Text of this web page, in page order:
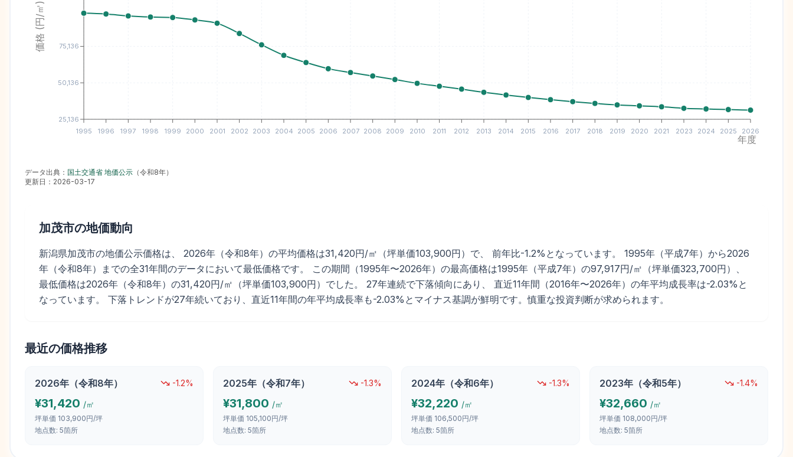
1995 1996 1997 1998 1999 2000 2001 2002 2003 2004 2005 2006 2007 2008 2009 2010 2011 2012 2013 2014 2015 2016 2017 2018 2019 2020 2021 2023 2024 2025 2026
年度
25,136
50,136
75,136
価格 (円/㎡)
データ出典： 国土交通省 地価公示 （令和8年）
更新日： 2026-03-17
加茂市の地価動向
新潟県加茂市の地価公示価格は、 2026年（令和8年）の平均価格は31,420円/㎡（坪単価103,900円）で、 前年比-1.2%となっています。 1995年（平成7年）から2026
年（令和8年）までの全31年間のデータにおいて最低価格です。 この期間（1995年〜2026年）の最高価格は1995年（平成7年）の97,917円/㎡（坪単価323,700円）、
最低価格は2026年（令和8年）の31,420円/㎡（坪単価103,900円）でした。 27年連続で下落傾向にあり、 直近11年間（2016年〜2026年）の年平均成長率は-2.03%と
なっています。 下落トレンドが27年続いており、直近11年間の年平均成長率も-2.03%とマイナス基調が鮮明です。慎重な投資判断が求められます。
最近の価格推移
2026年（令和8年） -1.2%
¥31,420 /㎡
坪単価 103,900円/坪
地点数: 5箇所
2025年（令和7年） -1.3%
¥31,800 /㎡
坪単価 105,100円/坪
地点数: 5箇所
2024年（令和6年） -1.3%
¥32,220 /㎡
坪単価 106,500円/坪
地点数: 5箇所
2023年（令和5年） -1.4%
¥32,660 /㎡
坪単価 108,000円/坪
地点数: 5箇所